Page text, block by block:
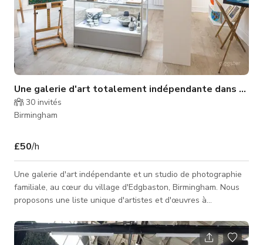
Une galerie d'art totalement indépendante dans le
30 invités
Birmingham
£50/h
Une galerie d'art indépendante et un studio de photographie
familiale, au cœur du village d'Edgbaston, Birmingham. Nous
proposons une liste unique d'artistes et d'œuvres à
émergents qui créent des œuvres murales, sculptures,
céramiques, verre et bijoux. Les œuvres sont audacieuses,